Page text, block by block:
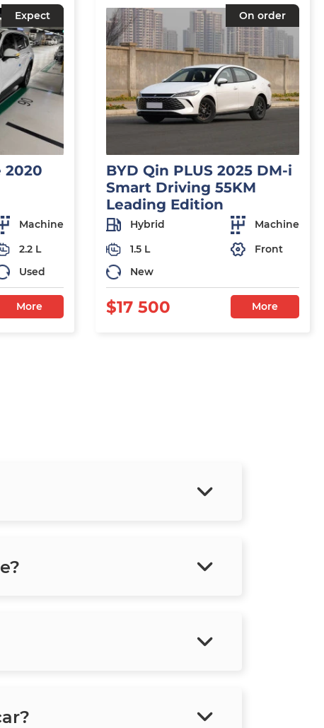
Expect
2020
Machine
2.2 L
Used
More
On order
BYD Qin PLUS 2025 DM-i
Smart Driving 55KM
Leading Edition
Hybrid
Machine
1.5 L
Front
New
$17 500 More